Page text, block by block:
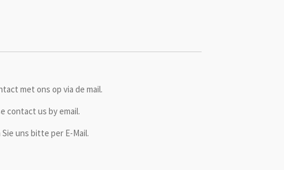
met ons op via de mail.
contact us by email.
uns bitte per E-Mail.